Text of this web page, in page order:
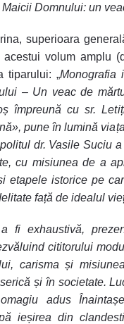
Domnului: un
superioara
acestui volum amplu
tiparului: „Monografia
– Un veac de
împreună cu sr.
pune în lumină
dr. Vasile Suciu
cu misiunea de a
etapele istorice pe
față de idealul
fi exhaustivă,
cititorului
carisma și
și în societate.
adus
ieșirea din